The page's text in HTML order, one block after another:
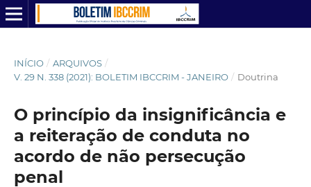
INÍCIO / ARQUIVOS /
V. 29 N. 338 (2021): BOLETIM IBCCRIM - JANEIRO / Doutrina
O princípio da insignificância e
a reiteração de conduta no
acordo de não persecução
penal